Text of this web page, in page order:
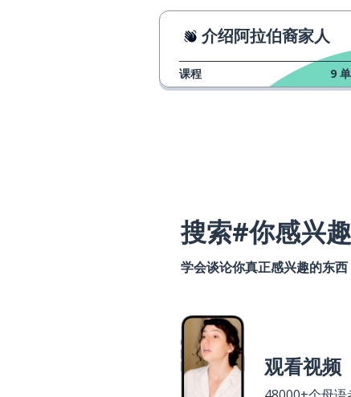
介绍阿拉伯裔家人
课程 9
搜索#你感兴
学会谈论你真正感兴趣的东西
观看视频